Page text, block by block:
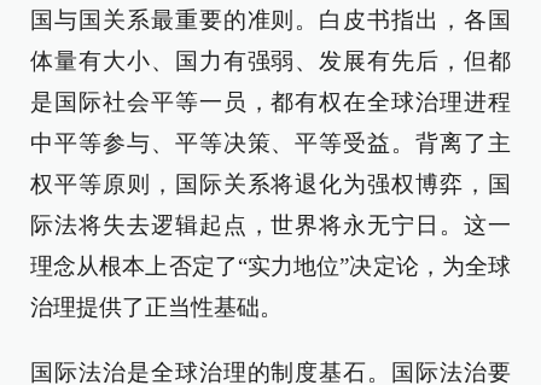
国与国关系最重要的准则。白皮书指出，各国
体量有大小、国力有强弱、发展有先后，但都
是国际社会平等一员，都有权在全球治理进程
中平等参与、平等决策、平等受益。背离了主
权平等原则，国际关系将退化为强权博弈，国
际法将失去逻辑起点，世界将永无宁日。这一
理念从根本上否定了“实力地位”决定论，为全球
治理提供了正当性基础。
国际法治是全球治理的制度基石。国际法治要